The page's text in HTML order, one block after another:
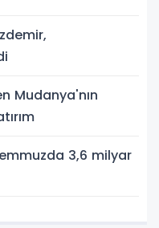
Mudanya'nın
3,6 milyar